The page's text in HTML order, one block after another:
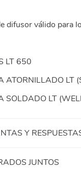
difusor válido para
LT 650
ATORNILLADO LT
SOLDADO LT
Y
JUNTOS